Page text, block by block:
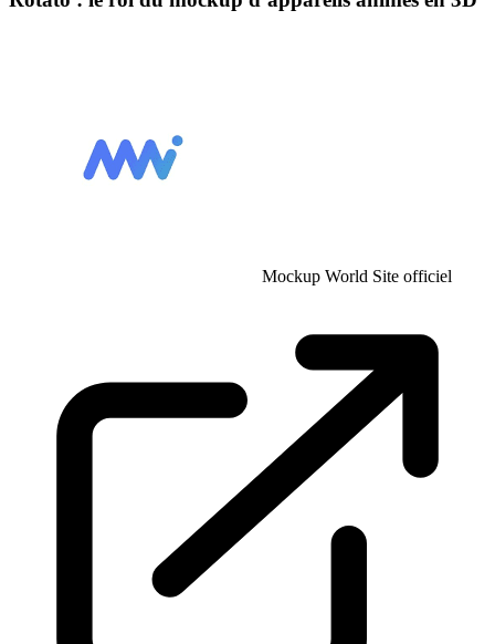
Mockup World Site officiel